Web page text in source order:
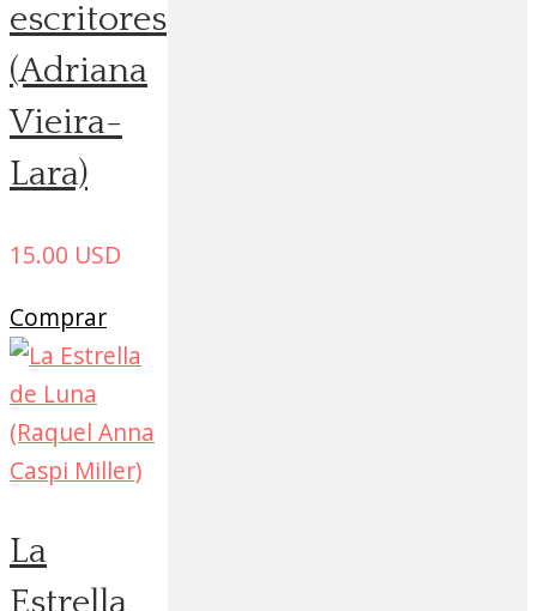
escritores
(Adriana
Vieira-
Lara)
15.00 USD
Comprar
La
Estrella